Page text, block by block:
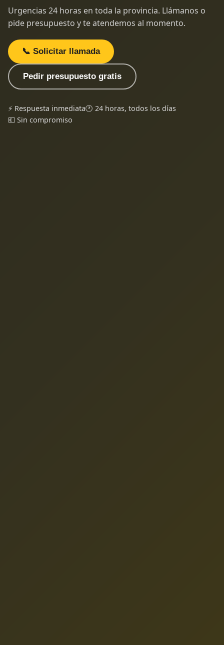
Urgencias 24 horas en toda la provincia. Llámanos o
pide presupuesto y te atendemos al momento.
📞 Solicitar llamada
Pedir presupuesto gratis
⚡ Respuesta inmediata🕐 24 horas, todos los días
💶 Sin compromiso